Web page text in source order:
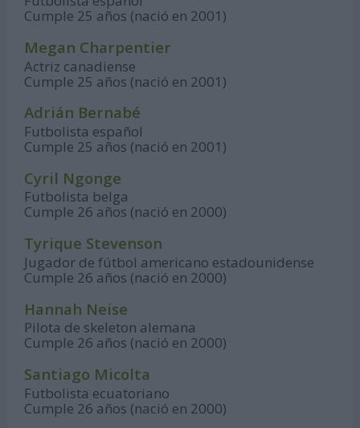
Cumple 25 años (nació en 2001)
Megan Charpentier
Actriz canadiense
Cumple 25 años (nació en 2001)
Adrián Bernabé
Futbolista español
Cumple 25 años (nació en 2001)
Cyril Ngonge
Futbolista belga
Cumple 26 años (nació en 2000)
Tyrique Stevenson
Jugador de fútbol americano estadounidense
Cumple 26 años (nació en 2000)
Hannah Neise
Pilota de skeleton alemana
Cumple 26 años (nació en 2000)
Santiago Micolta
Futbolista ecuatoriano
Cumple 26 años (nació en 2000)